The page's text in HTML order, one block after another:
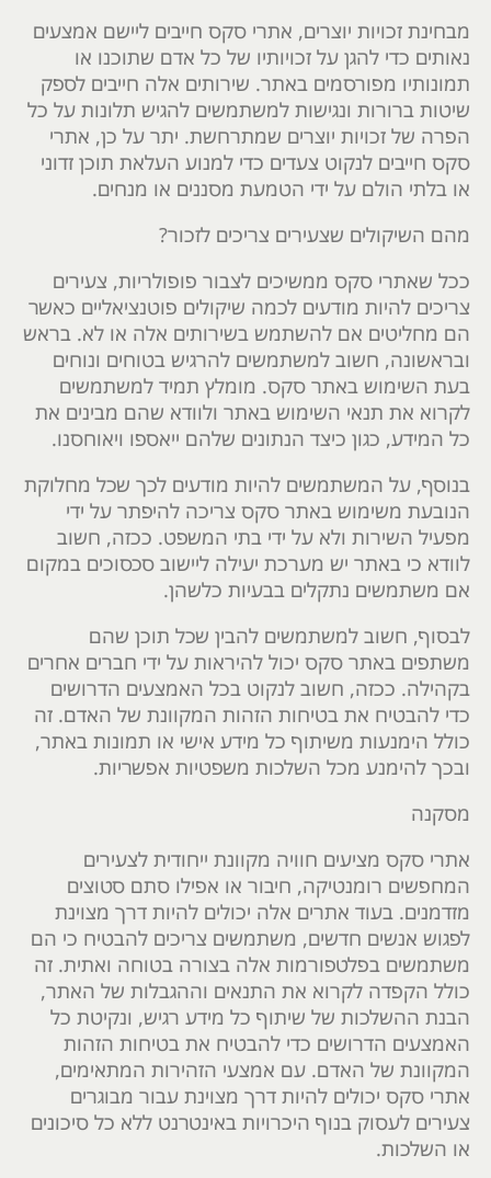
מבחינת זכויות יוצרים, אתרי סקס חייבים ליישם אמצעים
נאותים כדי להגן על זכויותיו של כל אדם שתוכנו או
תמונותיו מפורסמים באתר. שירותים אלה חייבים לספק
שיטות ברורות ונגישות למשתמשים להגיש תלונות על כל
הפרה של זכויות יוצרים שמתרחשת. יתר על כן, אתרי
סקס חייבים לנקוט צעדים כדי למנוע העלאת תוכן זדוני
או בלתי הולם על ידי הטמעת מסננים או מנחים.
מהם השיקולים שצעירים צריכים לזכור?
ככל שאתרי סקס ממשיכים לצבור פופולריות, צעירים
צריכים להיות מודעים לכמה שיקולים פוטנציאליים כאשר
הם מחליטים אם להשתמש בשירותים אלה או לא. בראש
ובראשונה, חשוב למשתמשים להרגיש בטוחים ונוחים
בעת השימוש באתר סקס. מומלץ תמיד למשתמשים
לקרוא את תנאי השימוש באתר ולוודא שהם מבינים את
כל המידע, כגון כיצד הנתונים שלהם ייאספו ויאוחסנו.
בנוסף, על המשתמשים להיות מודעים לכך שכל מחלוקת
הנובעת משימוש באתר סקס צריכה להיפתר על ידי
מפעיל השירות ולא על ידי בתי המשפט. ככזה, חשוב
לוודא כי באתר יש מערכת יעילה ליישוב סכסוכים במקום
אם משתמשים נתקלים בבעיות כלשהן.
לבסוף, חשוב למשתמשים להבין שכל תוכן שהם
משתפים באתר סקס יכול להיראות על ידי חברים אחרים
בקהילה. ככזה, חשוב לנקוט בכל האמצעים הדרושים
כדי להבטיח את בטיחות הזהות המקוונת של האדם. זה
כולל הימנעות משיתוף כל מידע אישי או תמונות באתר,
ובכך להימנע מכל השלכות משפטיות אפשריות.
מסקנה
אתרי סקס מציעים חוויה מקוונת ייחודית לצעירים
המחפשים רומנטיקה, חיבור או אפילו סתם סטוצים
מזדמנים. בעוד אתרים אלה יכולים להיות דרך מצוינת
לפגוש אנשים חדשים, משתמשים צריכים להבטיח כי הם
משתמשים בפלטפורמות אלה בצורה בטוחה ואתית. זה
כולל הקפדה לקרוא את התנאים וההגבלות של האתר,
הבנת ההשלכות של שיתוף כל מידע רגיש, ונקיטת כל
האמצעים הדרושים כדי להבטיח את בטיחות הזהות
המקוונת של האדם. עם אמצעי הזהירות המתאימים,
אתרי סקס יכולים להיות דרך מצוינת עבור מבוגרים
צעירים לעסוק בנוף היכרויות באינטרנט ללא כל סיכונים
או השלכות.